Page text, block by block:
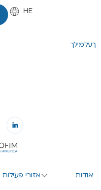
HE
EN
ךעלמילך
אודות אזורי פעילות